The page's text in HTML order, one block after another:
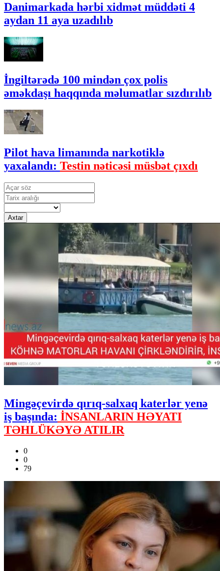
Danimarkada hərbi xidmət müddəti 4
aydan 11 aya uzadılıb
İngiltərədə 100 mindən çox polis
əməkdaşı haqqında məlumatlar sızdırılıb
Pilot hava limanında narkotiklə
yaxalandı: Testin nəticəsi müsbət çıxdı
Axtar
Mingəçevirdə qırıq-salxaq katerlər yenə
iş başında: İNSANLARIN HƏYATI
TƏHLÜKƏYƏ ATILIR
0
0
79